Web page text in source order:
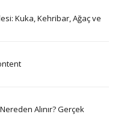
Kuka, Kehribar, Ağaç ve
Alınır? Gerçek